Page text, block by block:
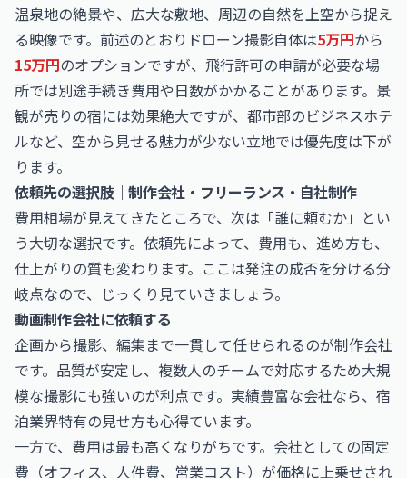
温泉地の絶景や、広大な敷地、周辺の自然を上空から捉え
る映像です。前述のとおりドローン撮影自体は5万円から
15万円のオプションですが、飛行許可の申請が必要な場
所では別途手続き費用や日数がかかることがあります。景
観が売りの宿には効果絶大ですが、都市部のビジネスホテ
ルなど、空から見せる魅力が少ない立地では優先度は下が
ります。
依頼先の選択肢｜制作会社・フリーランス・自社制作
費用相場が見えてきたところで、次は「誰に頼むか」とい
う大切な選択です。依頼先によって、費用も、進め方も、
仕上がりの質も変わります。ここは発注の成否を分ける分
岐点なので、じっくり見ていきましょう。
動画制作会社に依頼する
企画から撮影、編集まで一貫して任せられるのが制作会社
です。品質が安定し、複数人のチームで対応するため大規
模な撮影にも強いのが利点です。実績豊富な会社なら、宿
泊業界特有の見せ方も心得ています。
一方で、費用は最も高くなりがちです。会社としての固定
費（オフィス、人件費、営業コスト）が価格に上乗せされ